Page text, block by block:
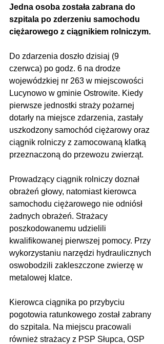
Jedna osoba została zabrana do
szpitala po zderzeniu samochodu
ciężarowego z ciągnikiem rolniczym.
Do zdarzenia doszło dzisiaj (9
czerwca) po godz. 6 na drodze
wojewódzkiej nr 263 w miejscowości
Lucynowo w gminie Ostrowite. Kiedy
pierwsze jednostki straży pożarnej
dotarły na miejsce zdarzenia, zastały
uszkodzony samochód ciężarowy oraz
ciągnik rolniczy z zamocowaną klatką
przeznaczoną do przewozu zwierząt.
Prowadzący ciągnik rolniczy doznał
obrażeń głowy, natomiast kierowca
samochodu ciężarowego nie odniósł
żadnych obrażeń. Strażacy
poszkodowanemu udzielili
kwalifikowanej pierwszej pomocy. Przy
wykorzystaniu narzędzi hydraulicznych
oswobodzili zakleszczone zwierzę w
metalowej klatce.
Kierowca ciągnika po przybyciu
pogotowia ratunkowego został zabrany
do szpitala. Na miejscu pracowali
również strażacy z PSP Słupca, OSP